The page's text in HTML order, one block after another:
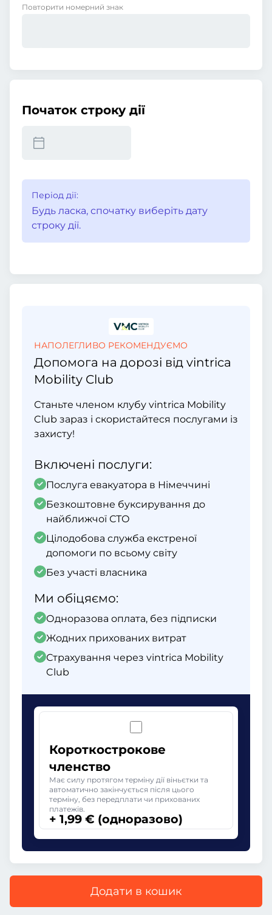
Повторити номерний знак
Початок строку дії
Період дії:
Будь ласка, спочатку виберіть дату
строку дії.
НАПОЛЕГЛИВО РЕКОМЕНДУЄМО
Допомога на дорозі від vintrica
Mobility Club
Станьте членом клубу vintrica Mobility
Club зараз і скористайтеся послугами із
захисту!
Включені послуги:
Послуга евакуатора в Німеччині
Безкоштовне буксирування до
найближчої СТО
Цілодобова служба екстреної
допомоги по всьому світу
Без участі власника
Ми обіцяємо:
Одноразова оплата, без підписки
Жодних прихованих витрат
Страхування через vintrica Mobility
Club
Короткострокове
членство
Має силу протягом терміну дії віньєтки та
автоматично закінчується після цього
терміну, без передплати чи прихованих
платежів.
+ 1,99 € (одноразово)
Додати в кошик